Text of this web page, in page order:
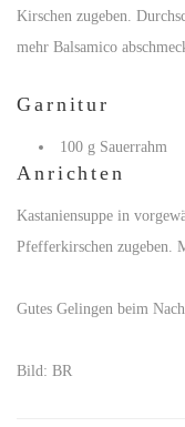
Kirschen zugeben.
mehr Balsamico
Garnitur
100 g Sauerrahm
Anrichten
Kastaniensuppe in
Pfefferkirschen zugeben.
Gutes Gelingen beim
Bild: BR